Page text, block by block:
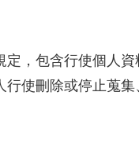
，包含行使個人
使刪除或停止蒐集